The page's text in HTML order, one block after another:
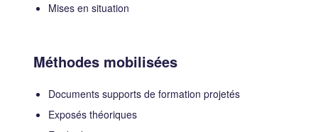
Mises en situation
Méthodes mobilisées
Documents supports de formation projetés
Exposés théoriques